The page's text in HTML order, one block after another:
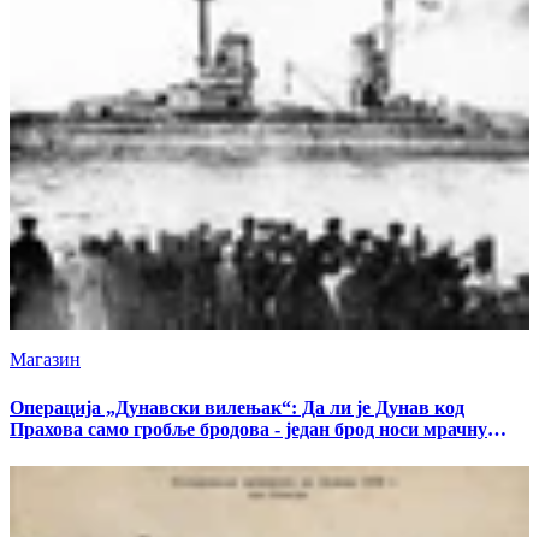
Магазин
Операција „Дунавски вилењак“: Да ли је Дунав код
Прахова само гробље бродова - један брод носи мрачну